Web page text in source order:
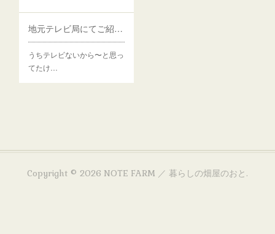
地元テレビ局にてご紹介いただきました！
うちテレビないから〜と思っ
てたけ…
Copyright © 2026 NOTE FARM ／ 暮らしの畑屋のおと .